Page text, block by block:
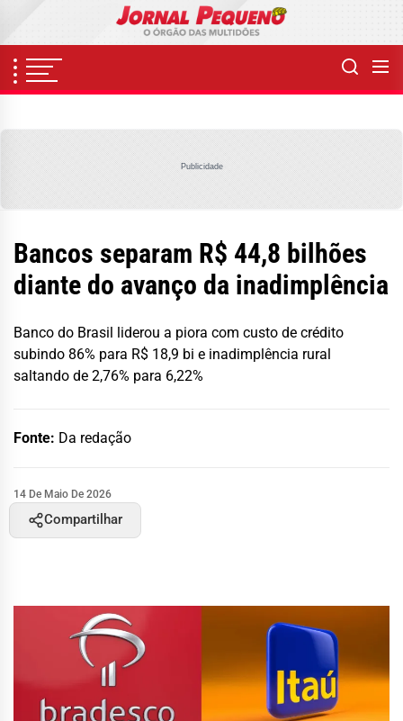
content
Publicidade
Bancos separam R$ 44,8 bilhões
diante do avanço da inadimplência
Banco do Brasil liderou a piora com custo de crédito
subindo 86% para R$ 18,9 bi e inadimplência rural
saltando de 2,76% para 6,22%
Fonte: Da redação
14 De Maio De 2026
Compartilhar